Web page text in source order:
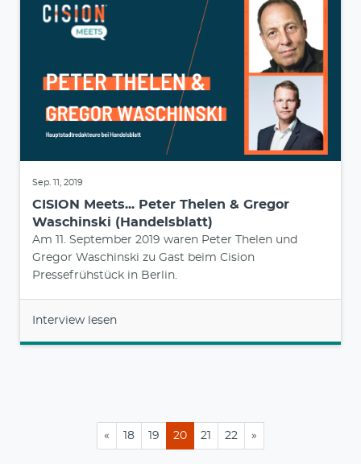
Sep. 11, 2019
CISION Meets... Peter Thelen & Gregor
Waschinski (Handelsblatt)
Am 11. September 2019 waren Peter Thelen und
Gregor Waschinski zu Gast beim Cision
Pressefrühstück in Berlin.
Interview lesen
« 18 19 20 21 22 »